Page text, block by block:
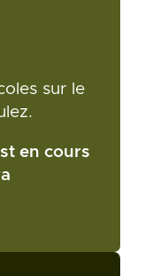
sur le
en cours